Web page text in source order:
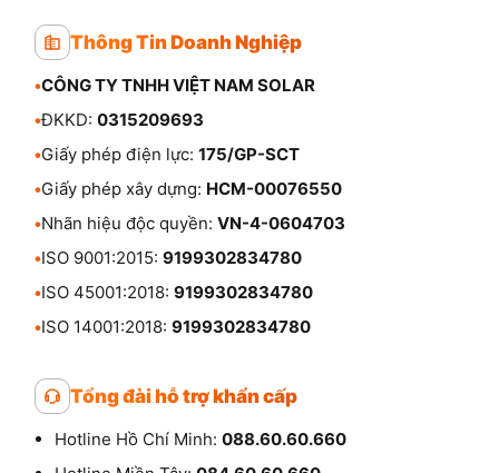
Thông Tin Doanh Nghiệp
•CÔNG TY TNHH VIỆT NAM SOLAR
•ĐKKD: 0315209693
•Giấy phép điện lực: 175/GP-SCT
•Giấy phép xây dựng: HCM-00076550
•Nhãn hiệu độc quyền: VN-4-0604703
•ISO 9001:2015: 9199302834780
•ISO 45001:2018: 9199302834780
•ISO 14001:2018: 9199302834780
Tổng đài hỗ trợ khẩn cấp
Hotline Hồ Chí Minh: 088.60.60.660